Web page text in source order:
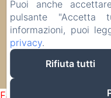
CIR
APPARTAMENTI:
Failed to load
Puoi anche
pulsante
informazioni, puoi
privacy.
Rifiuta tutti